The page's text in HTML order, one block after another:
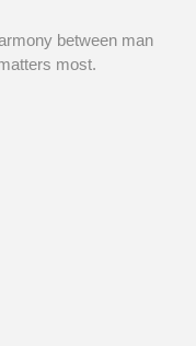
between man
most.